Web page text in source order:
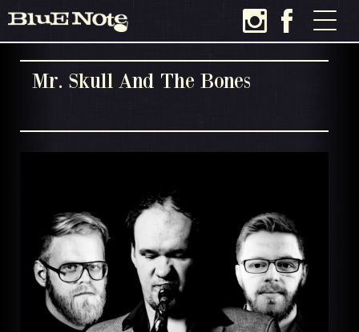
Mr. Skull And The Bones